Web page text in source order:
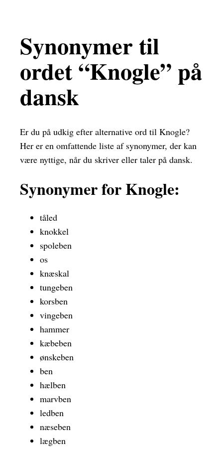
Synonymer til
ordet “Knogle” på
dansk
Er du på udkig efter alternative ord til Knogle?
Her er en omfattende liste af synonymer, der kan
være nyttige, når du skriver eller taler på dansk.
Synonymer for Knogle:
tåled
knokkel
spoleben
os
knæskal
tungeben
korsben
vingeben
hammer
kæbeben
ønskeben
ben
hælben
marvben
ledben
næseben
lægben